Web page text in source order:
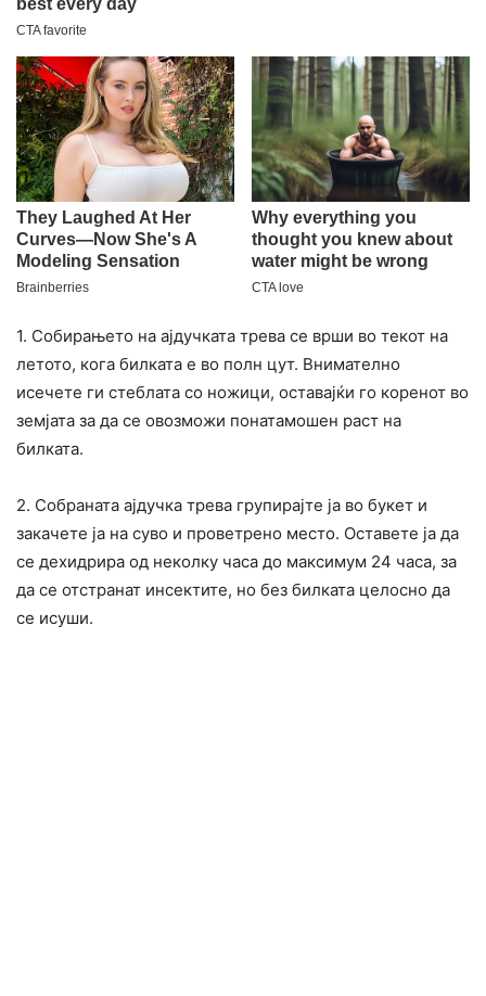
1. Собирањето на ајдучката трева се врши во текот на
летото, кога билката е во полн цут. Внимателно
исечете ги стеблата со ножици, оставајќи го коренот во
земјата за да се овозможи понатамошен раст на
билката.
2. Собраната ајдучка трева групирајте ја во букет и
закачете ја на суво и проветрено место. Оставете ја да
се дехидрира од неколку часа до максимум 24 часа, за
да се отстранат инсектите, но без билката целосно да
се исуши.